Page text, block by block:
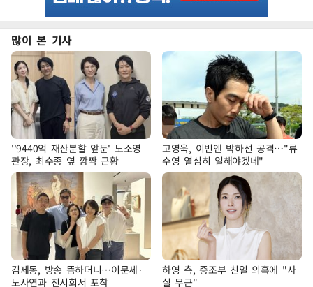
많이 본 기사
''9440억 재산분할 앞둔' 노소영
관장, 최수종 옆 깜짝 근황
고영욱, 이번엔 박하선 공격…"류
수영 열심히 일해야겠네"
김제동, 방송 뜸하더니…이문세·
노사연과 전시회서 포착
하영 측, 증조부 친일 의혹에 "사
실 무근"